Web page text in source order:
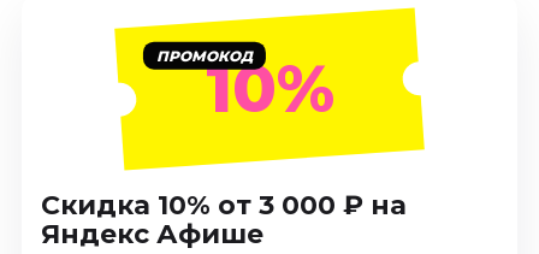
Август 2026
Сентябрь 2026
Октябрь 2026
Декабрь 2026
Январь 2027
Экскурсии
Сентябрь 2026
ПРОМОКОД10%
Скидка 10% от 3 000 ₽ на
Яндекс Афише